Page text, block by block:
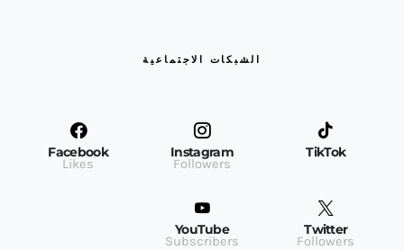
الشبكات الاجتماعية
TikTok
Instagram
Followers
Facebook
Likes
Twitter
Followers
YouTube
Subscribers